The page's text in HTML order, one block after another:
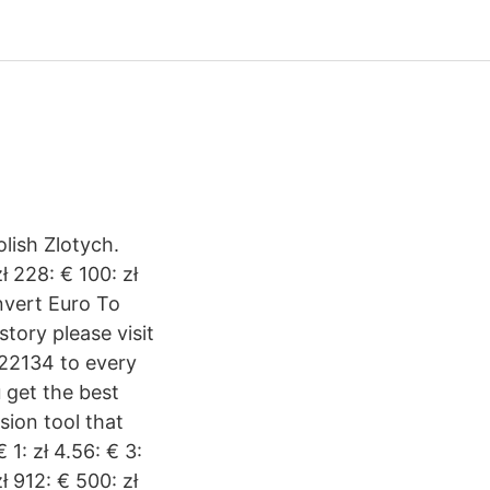
Zlotych.
228: € 100: zł
Euro To
please visit
to every
get the best
tool that
zł 4.56: € 3:
912: € 500: zł